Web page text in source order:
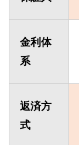
金利体
系
返済方
式